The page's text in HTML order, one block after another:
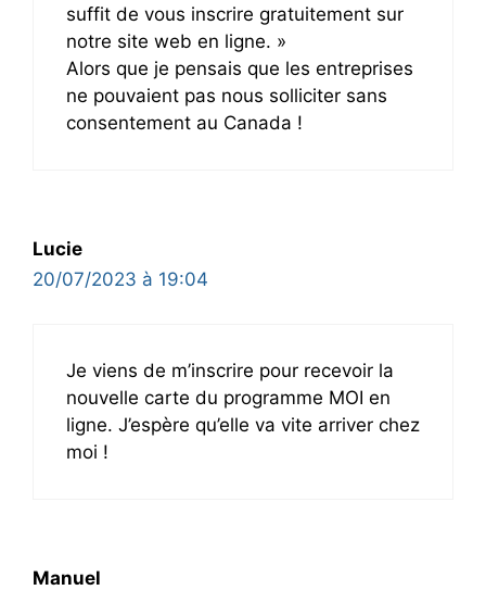
suffit de vous inscrire gratuitement sur
notre site web en ligne. »
Alors que je pensais que les entreprises
ne pouvaient pas nous solliciter sans
consentement au Canada !
Lucie
20/07/2023 à 19:04
Je viens de m’inscrire pour recevoir la
nouvelle carte du programme MOI en
ligne. J’espère qu’elle va vite arriver chez
moi !
Manuel